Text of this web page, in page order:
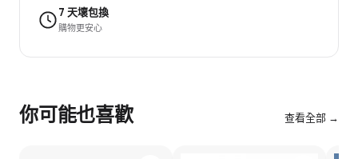
7 天壞包換
購物更安心
你可能也喜歡 查看全部 →